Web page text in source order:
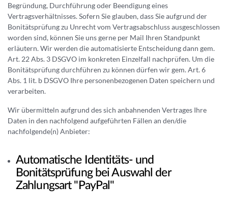
Begründung, Durchführung oder Beendigung eines
Vertragsverhältnisses. Sofern Sie glauben, dass Sie aufgrund der
Bonitätsprüfung zu Unrecht vom Vertragsabschluss ausgeschlossen
worden sind, können Sie uns gerne per Mail Ihren Standpunkt
erläutern. Wir werden die automatisierte Entscheidung dann gem.
Art. 22 Abs. 3 DSGVO im konkreten Einzelfall nachprüfen. Um die
Bonitätsprüfung durchführen zu können dürfen wir gem. Art. 6
Abs. 1 lit. b DSGVO Ihre personenbezogenen Daten speichern und
verarbeiten.
Wir übermitteln aufgrund des sich anbahnenden Vertrages Ihre
Daten in den nachfolgend aufgeführten Fällen an den/die
nachfolgende(n) Anbieter:
Automatische Identitäts- und
Bonitätsprüfung bei Auswahl der
Zahlungsart "PayPal"